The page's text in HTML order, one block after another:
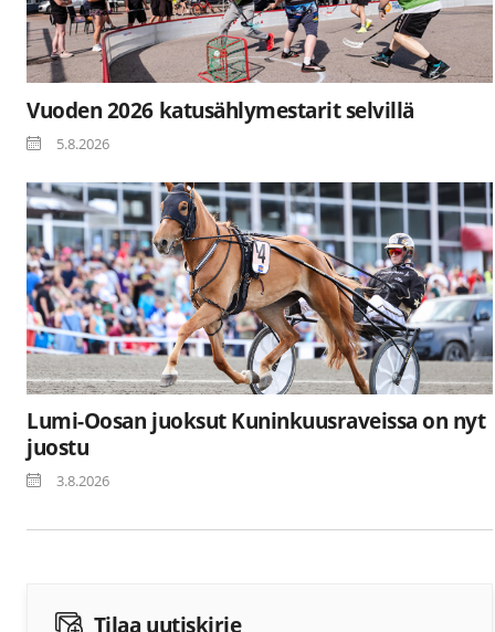
Vuoden 2026 katusählymestarit selvillä
5.8.2026
Lumi-Oosan juoksut Kuninkuusraveissa on nyt
juostu
3.8.2026
Tilaa uutiskirje